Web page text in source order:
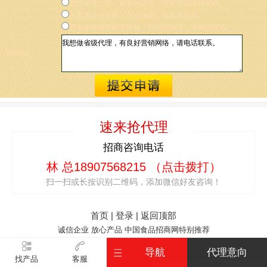
我是商贸公司，有多种渠道，请寄给我详细资料。
我是酒水批发商，很感兴趣，请电话联系。
我有多年酒水销售经验，想代理品牌，请电话联系。
速来抢代理
招商咨询电话
林 总18907568215（点击拨打）
扫一扫或长按识别二维码，添加微信好友咨询！
首页 | 登录 | 返回顶部
诚信企业 放心产品 中国食品招商网特别推荐
找产品 客服
导航 代理意向